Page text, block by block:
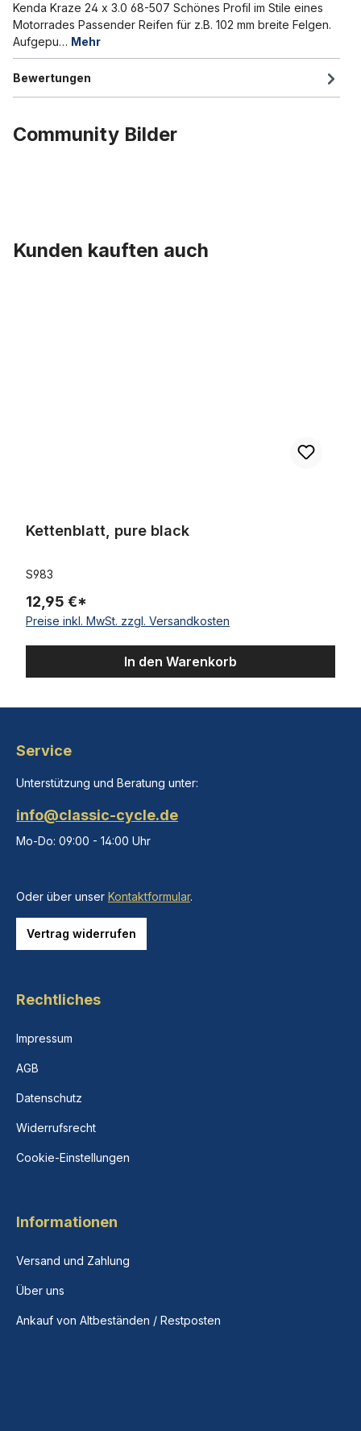
Kenda Kraze 24 x 3.0 68-507 Schönes Profil im Stile eines
Motorrades Passender Reifen für z.B. 102 mm breite Felgen.
Aufgepu… Mehr
Bewertungen
Community Bilder
Kunden kauften auch
Kettenblatt, pure black
S983
12,95 €*
Preise inkl. MwSt. zzgl. Versandkosten
In den Warenkorb
Service
Unterstützung und Beratung unter:
info@classic-cycle.de
Mo-Do: 09:00 - 14:00 Uhr
Oder über unser Kontaktformular.
Vertrag widerrufen
Rechtliches
Impressum
AGB
Datenschutz
Widerrufsrecht
Cookie-Einstellungen
Informationen
Versand und Zahlung
Über uns
Ankauf von Altbeständen / Restposten